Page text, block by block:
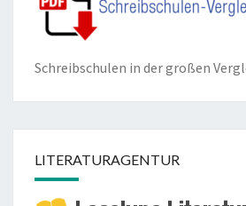
Schreibschulen in der großen
LITERATURAGENTUR